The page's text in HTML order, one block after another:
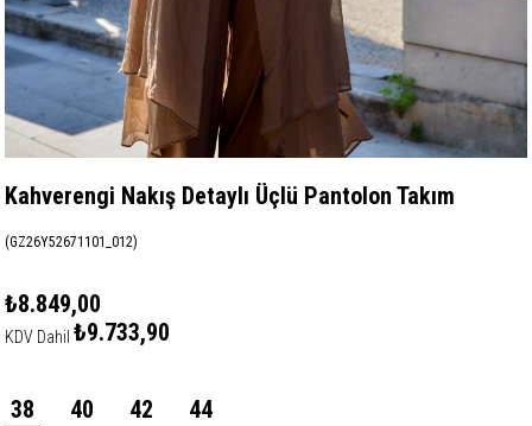
Kahverengi Nakış Detaylı Üçlü Pantolon Takım
(GZ26Y52671101_012)
₺8.849,00
KDV Dahil ₺9.733,90
38 40 42 44